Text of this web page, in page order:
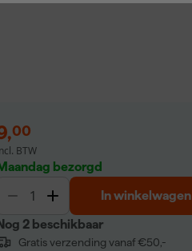
,00
BTW
bezorgd
In winkelwagen
2 beschikbaar
Gratis verzending vanaf €50,-